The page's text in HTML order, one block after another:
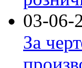
03-06-
За